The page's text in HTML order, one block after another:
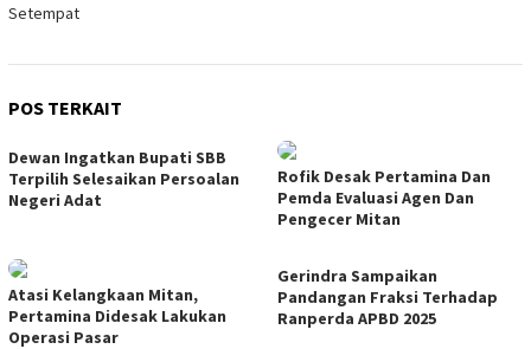
Setempat
POS TERKAIT
Dewan Ingatkan Bupati SBB
Terpilih Selesaikan Persoalan
Negeri Adat
Rofik Desak Pertamina Dan
Pemda Evaluasi Agen Dan
Pengecer Mitan
Atasi Kelangkaan Mitan,
Pertamina Didesak Lakukan
Operasi Pasar
Gerindra Sampaikan
Pandangan Fraksi Terhadap
Ranperda APBD 2025